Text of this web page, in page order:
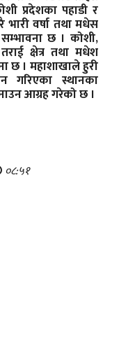
प्रदेशका पहाडी र
वर्षा तथा मधेस
छ । कोशी,
क्षेत्र तथा मधेश
छ । महाशाखाले हुरी
गरिएका स्थानका
आग्रह गरेको छ ।
०८:५१